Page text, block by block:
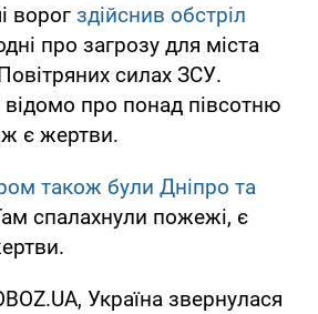
ворог здійснив обстріл
про загрозу для міста
силах ЗСУ.
відомо про понад півсотню
є жертви.
також були Дніпро та
спалахнули пожежі, є
Україна звернулася